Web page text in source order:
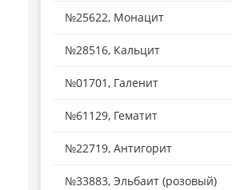
№25622, Монацит
№28516, Кальцит
№01701, Галенит
№61129, Гематит
№22719, Антигорит
№33883, Эльбаит (розовый)